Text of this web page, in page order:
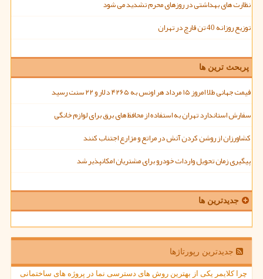
نظارت های بهداشتی در روزهای محرم تشدید می شود
توزیع روزانه 40 تن قارچ در تهران
پربحث ترین ها
قیمت جهانی طلا امروز ۱۵ مرداد هر اونس به ۴۲۶۵ دلار و ۲۲ سنت رسید
سفارش استاندارد تهران به استفاده از محافظ های برق برای لوازم خانگی
کشاورزان از روشن کردن آتش در مراتع و مزارع اجتناب کنند
پیگیری زمان تحویل واردات خودرو برای مشتریان امکانپذیر شد
جدیدترین ها
جدیدترین رپورتاژها
چرا کلایمر یکی از بهترین روش های دسترسی نما در پروژه های ساختمانی